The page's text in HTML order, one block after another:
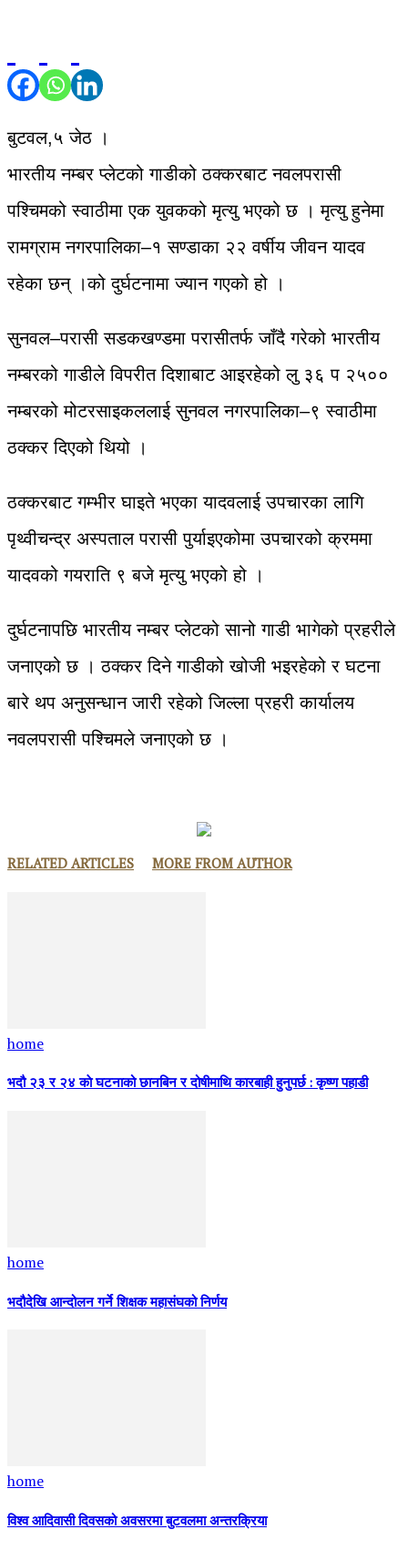
बुटवल,५ जेठ ।
भारतीय नम्बर प्लेटको गाडीको ठक्करबाट नवलपरासी
पश्चिमको स्वाठीमा एक युवकको मृत्यु भएको छ । मृत्यु हुनेमा
रामग्राम नगरपालिका–१ सण्डाका २२ वर्षीय जीवन यादव
रहेका छन् ।को दुर्घटनामा ज्यान गएको हो ।
सुनवल–परासी सडकखण्डमा परासीतर्फ जाँदै गरेको भारतीय
नम्बरको गाडीले विपरीत दिशाबाट आइरहेको लु ३६ प २५००
नम्बरको मोटरसाइकललाई सुनवल नगरपालिका–९ स्वाठीमा
ठक्कर दिएको थियो ।
ठक्करबाट गम्भीर घाइते भएका यादवलाई उपचारका लागि
पृथ्वीचन्द्र अस्पताल परासी पुर्याइएकोमा उपचारको क्रममा
यादवको गयराति ९ बजे मृत्यु भएको हो ।
दुर्घटनापछि भारतीय नम्बर प्लेटको सानो गाडी भागेको प्रहरीले
जनाएको छ । ठक्कर दिने गाडीको खोजी भइरहेको र घटना
बारे थप अनुसन्धान जारी रहेको जिल्ला प्रहरी कार्यालय
नवलपरासी पश्चिमले जनाएको छ ।
RELATED ARTICLES MORE FROM AUTHOR
home
भदौ २३ र २४ काे घटनाको छानबिन र दोषीमाथि कारबाही हुनुपर्छ : कृष्ण पहाडी
home
भदौदेखि आन्दोलन गर्ने शिक्षक महासंघको निर्णय
home
विश्व आदिवासी दिवसको अवसरमा बुटवलमा अन्तरक्रिया